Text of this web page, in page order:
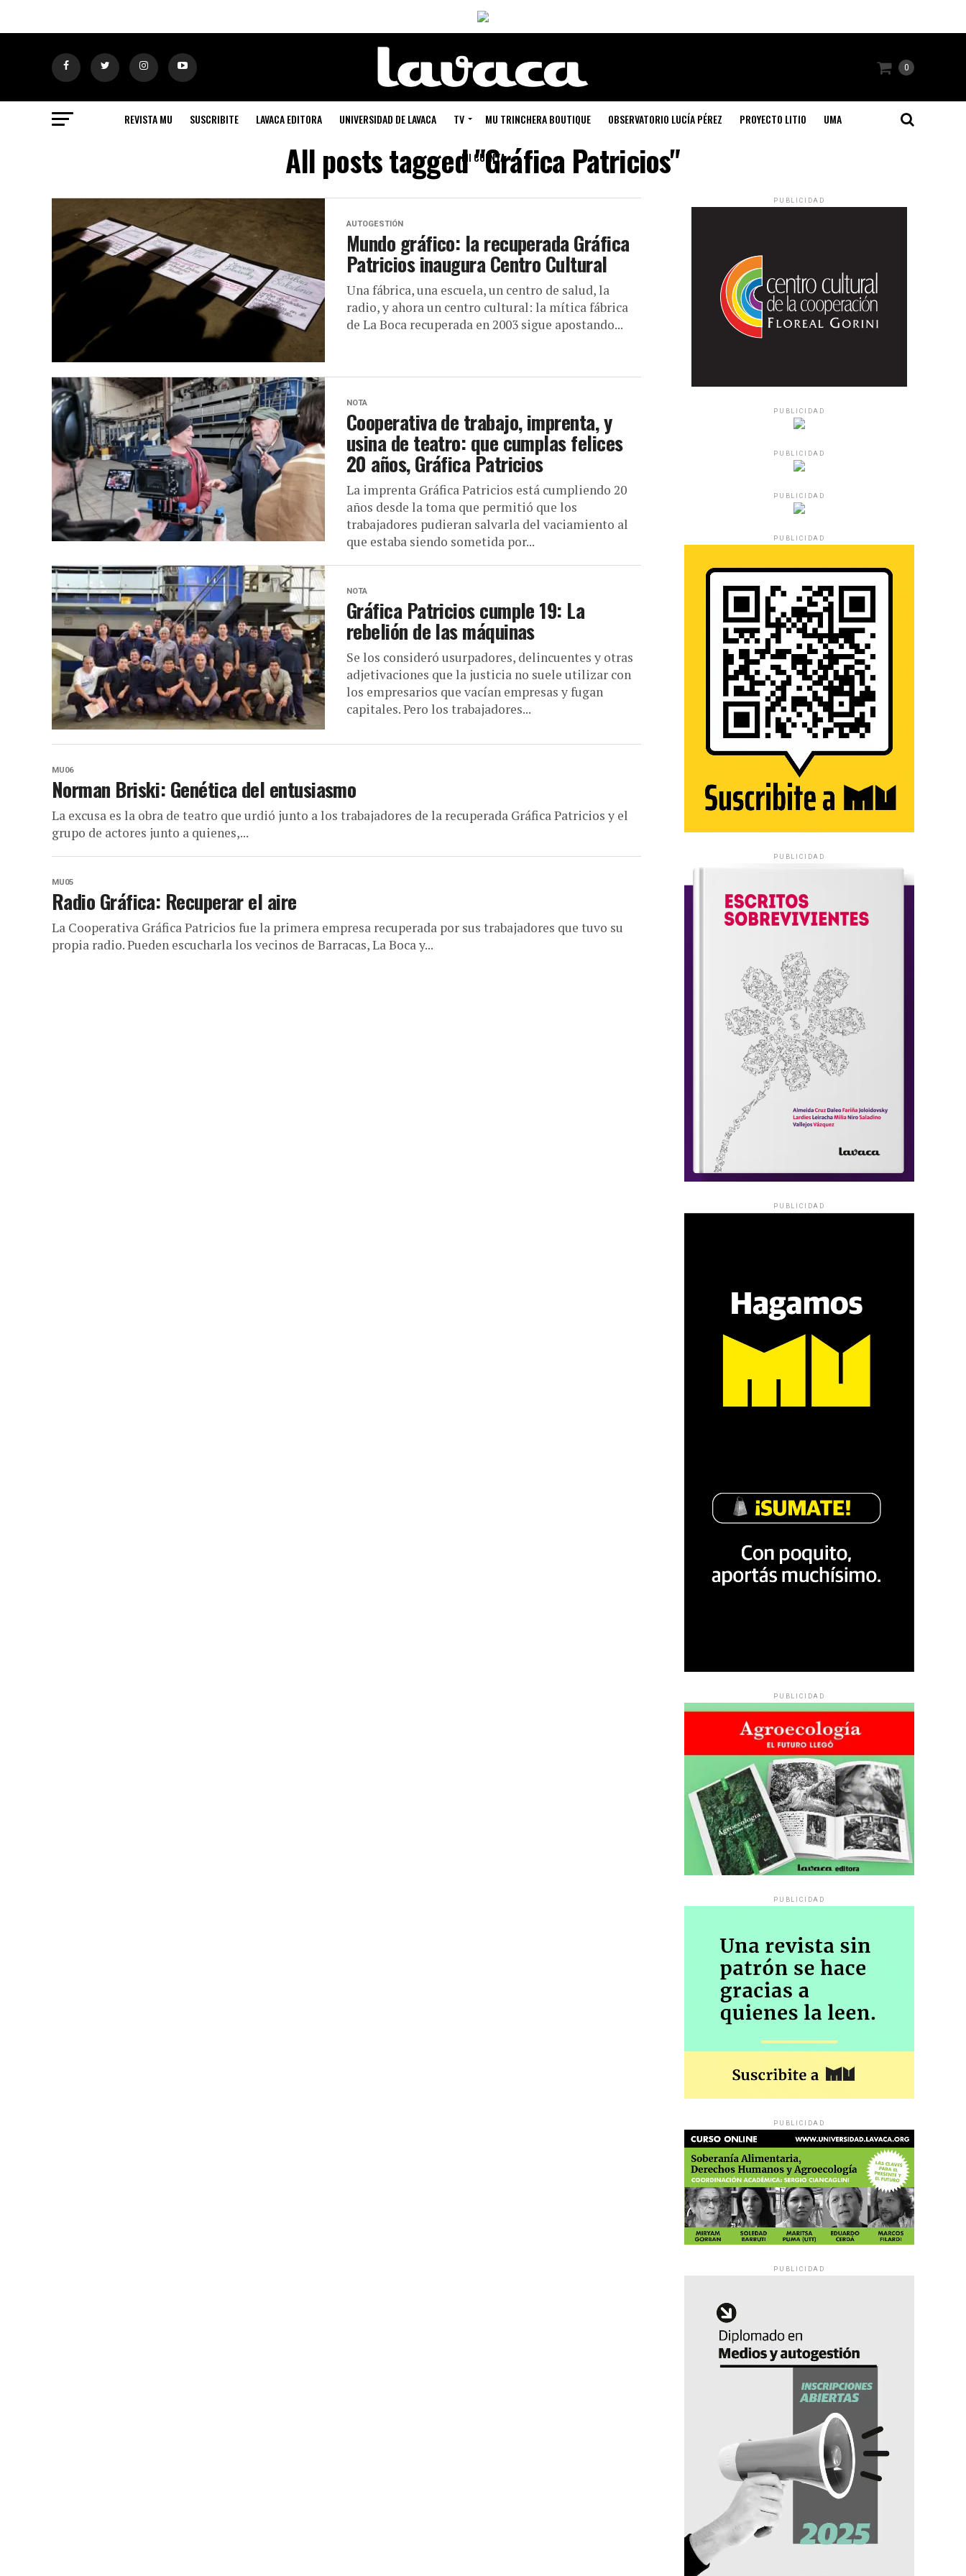
0
REVISTA MU SUSCRIBITE LAVACA EDITORA UNIVERSIDAD DE LAVACA TV MU TRINCHERA BOUTIQUE OBSERVATORIO LUCÍA PÉREZ PROYECTO LITIO UMA
MI CUENTA
All posts tagged "Gráfica Patricios"
AUTOGESTIÓN
Mundo gráfico: la recuperada Gráfica
Patricios inaugura Centro Cultural
Una fábrica, una escuela, un centro de salud, la
radio, y ahora un centro cultural: la mítica fábrica
de La Boca recuperada en 2003 sigue apostando...
NOTA
Cooperativa de trabajo, imprenta, y
usina de teatro: que cumplas felices
20 años, Gráfica Patricios
La imprenta Gráfica Patricios está cumpliendo 20
años desde la toma que permitió que los
trabajadores pudieran salvarla del vaciamiento al
que estaba siendo sometida por...
NOTA
Gráfica Patricios cumple 19: La
rebelión de las máquinas
Se los consideró usurpadores, delincuentes y otras
adjetivaciones que la justicia no suele utilizar con
los empresarios que vacían empresas y fugan
capitales. Pero los trabajadores...
MU06
Norman Briski: Genética del entusiasmo
La excusa es la obra de teatro que urdió junto a los trabajadores de la recuperada Gráfica Patricios y el
grupo de actores junto a quienes,...
MU05
Radio Gráfica: Recuperar el aire
La Cooperativa Gráfica Patricios fue la primera empresa recuperada por sus trabajadores que tuvo su
propia radio. Pueden escucharla los vecinos de Barracas, La Boca y...
PUBLICIDAD
PUBLICIDAD
PUBLICIDAD
PUBLICIDAD
PUBLICIDAD
PUBLICIDAD
PUBLICIDAD
PUBLICIDAD
PUBLICIDAD
PUBLICIDAD
PUBLICIDAD